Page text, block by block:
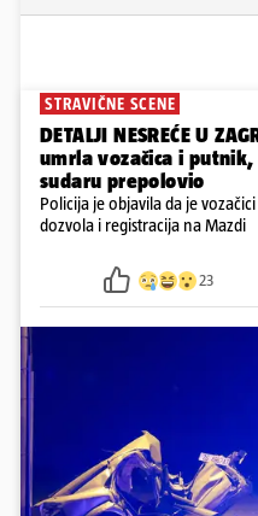
STRAVIČNE SCENE
DETALJI NESREĆE U
umrla vozačica i
sudaru prepolovio
Policija je objavila da je
dozvola i registracija na Mazdi
23